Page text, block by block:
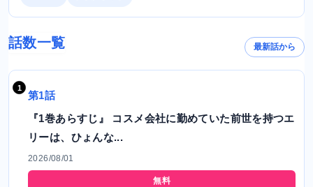
話数一覧 最新話から
第1話
『1巻あらすじ』 コスメ会社に勤めていた前世を持つエ
リーは、ひょんな...
2026/08/01
無料